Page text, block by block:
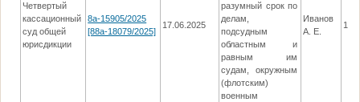
Четвертый
кассационный
суд общей
юрисдикции
8а-15905/2025
[88а-18079/2025]
17.06.2025
разумный срок по
делам,
подсудным
областным и
равным им
судам, окружным
(флотским)
военным
Иванов
А. Е.